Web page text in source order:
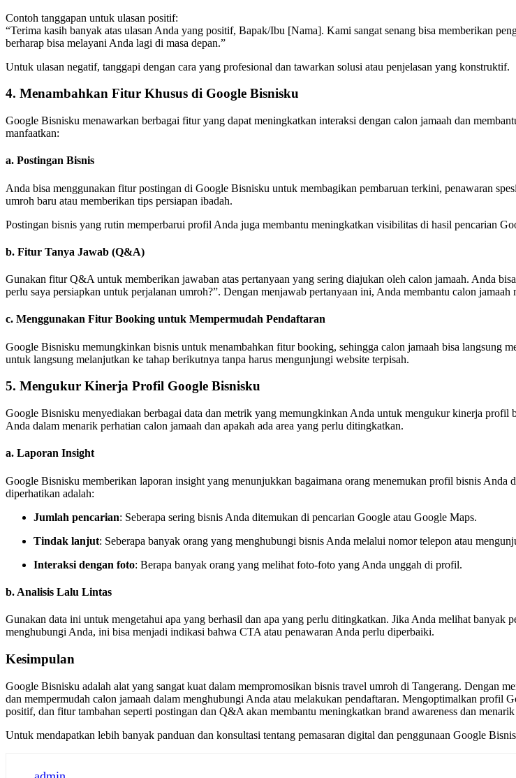
Contoh tanggapan untuk ulasan positif:
“Terima kasih banyak atas ulasan Anda yang positif, Bapak/Ibu [Nama]. Kami sangat senang bisa memberikan
berharap bisa melayani Anda lagi di masa depan.”
Untuk ulasan negatif, tanggapi dengan cara yang profesional dan tawarkan solusi atau penjelasan yang konstruktif.
4. Menambahkan Fitur Khusus di Google Bisnisku
Google Bisnisku menawarkan berbagai fitur yang dapat meningkatkan interaksi dengan calon jamaah dan
manfaatkan:
a. Postingan Bisnis
Anda bisa menggunakan fitur postingan di Google Bisnisku untuk membagikan pembaruan terkini, penawaran
umroh baru atau memberikan tips persiapan ibadah.
Postingan bisnis yang rutin memperbarui profil Anda juga membantu meningkatkan visibilitas di hasil pencarian
b. Fitur Tanya Jawab (Q&A)
Gunakan fitur Q&A untuk memberikan jawaban atas pertanyaan yang sering diajukan oleh calon jamaah. Anda
perlu saya persiapkan untuk perjalanan umroh?”. Dengan menjawab pertanyaan ini, Anda membantu calon jamaah
c. Menggunakan Fitur Booking untuk Mempermudah Pendaftaran
Google Bisnisku memungkinkan bisnis untuk menambahkan fitur booking, sehingga calon jamaah bisa langsung
untuk langsung melanjutkan ke tahap berikutnya tanpa harus mengunjungi website terpisah.
5. Mengukur Kinerja Profil Google Bisnisku
Google Bisnisku menyediakan berbagai data dan metrik yang memungkinkan Anda untuk mengukur kinerja
Anda dalam menarik perhatian calon jamaah dan apakah ada area yang perlu ditingkatkan.
a. Laporan Insight
Google Bisnisku memberikan laporan insight yang menunjukkan bagaimana orang menemukan profil bisnis
diperhatikan adalah:
Jumlah pencarian: Seberapa sering bisnis Anda ditemukan di pencarian Google atau Google Maps.
Tindak lanjut: Seberapa banyak orang yang menghubungi bisnis Anda melalui nomor telepon atau
Interaksi dengan foto: Berapa banyak orang yang melihat foto-foto yang Anda unggah di profil.
b. Analisis Lalu Lintas
Gunakan data ini untuk mengetahui apa yang berhasil dan apa yang perlu ditingkatkan. Jika Anda melihat
menghubungi Anda, ini bisa menjadi indikasi bahwa CTA atau penawaran Anda perlu diperbaiki.
Kesimpulan
Google Bisnisku adalah alat yang sangat kuat dalam mempromosikan bisnis travel umroh di Tangerang. Dengan
dan mempermudah calon jamaah dalam menghubungi Anda atau melakukan pendaftaran. Mengoptimalkan
positif, dan fitur tambahan seperti postingan dan Q&A akan membantu meningkatkan brand awareness dan
Untuk mendapatkan lebih banyak panduan dan konsultasi tentang pemasaran digital dan penggunaan Google